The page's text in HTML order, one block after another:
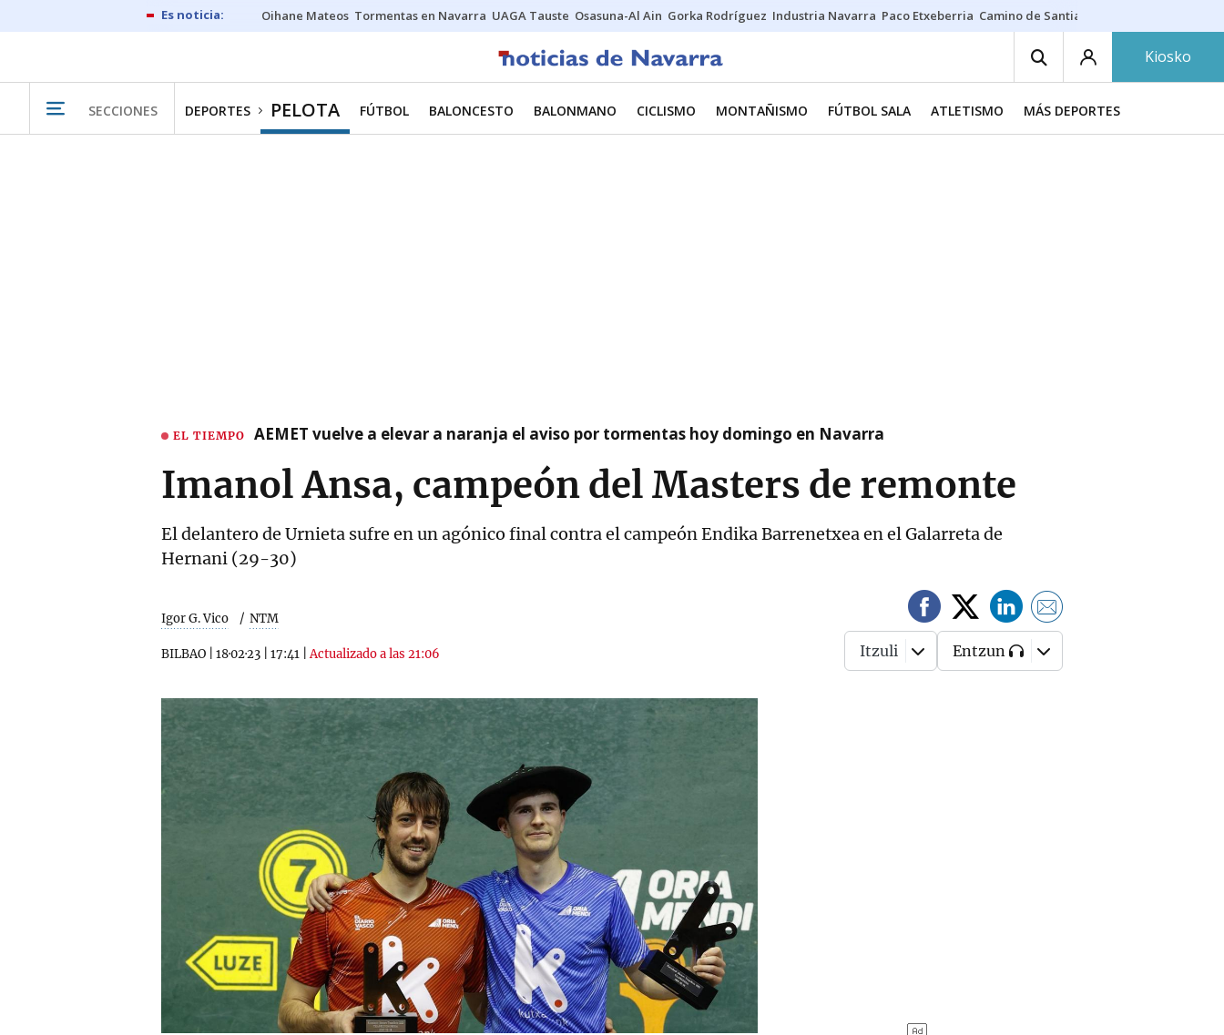
Oihane Mateos Tormentas en Navarra UAGA Tauste Osasuna-Al Ain Gorka Rodríguez Industria Navarra Paco Etxeberria Camino de Santiago
Kiosko
SECCIONES DEPORTES PELOTA FÚTBOL BALONCESTO BALONMANO CICLISMO MONTAÑISMO FÚTBOL SALA ATLETISMO MÁS DEPORTES
EL TIEMPO AEMET vuelve a elevar a naranja el aviso por tormentas hoy domingo en Navarra
Imanol Ansa, campeón del Masters de remonte
El delantero de Urnieta sufre en un agónico final contra el campeón Endika Barrenetxea en el Galarreta de
Hernani (29-30)
Igor G. Vico NTM
BILBAO 18·02·23 17:41 |Actualizado a las 21:06 Itzuli Entzun